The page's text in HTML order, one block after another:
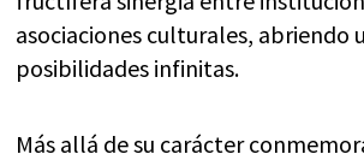
asociaciones culturales, abriendo
posibilidades infinitas.
Más allá de su carácter